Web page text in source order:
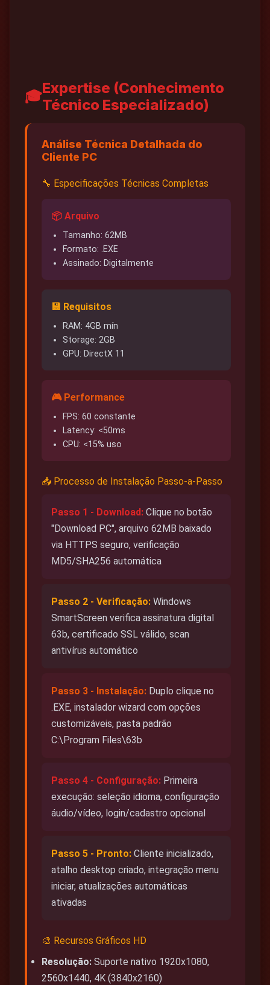
🎓Expertise (Conhecimento
Técnico Especializado)
Análise Técnica Detalhada do
Cliente PC
🔧 Especificações Técnicas Completas
📦 Arquivo
Tamanho: 62MB
Formato: .EXE
Assinado: Digitalmente
💾 Requisitos
RAM: 4GB mín
Storage: 2GB
GPU: DirectX 11
🎮 Performance
FPS: 60 constante
Latency: <50ms
CPU: <15% uso
📥 Processo de Instalação Passo-a-Passo
Passo 1 - Download: Clique no botão
"Download PC", arquivo 62MB baixado
via HTTPS seguro, verificação
MD5/SHA256 automática
Passo 2 - Verificação: Windows
SmartScreen verifica assinatura digital
63b, certificado SSL válido, scan
antivírus automático
Passo 3 - Instalação: Duplo clique no
.EXE, instalador wizard com opções
customizáveis, pasta padrão
C:\Program Files\63b
Passo 4 - Configuração: Primeira
execução: seleção idioma, configuração
áudio/vídeo, login/cadastro opcional
Passo 5 - Pronto: Cliente inicializado,
atalho desktop criado, integração menu
iniciar, atualizações automáticas
ativadas
🎨 Recursos Gráficos HD
Resolução: Suporte nativo 1920x1080,
2560x1440, 4K (3840x2160)